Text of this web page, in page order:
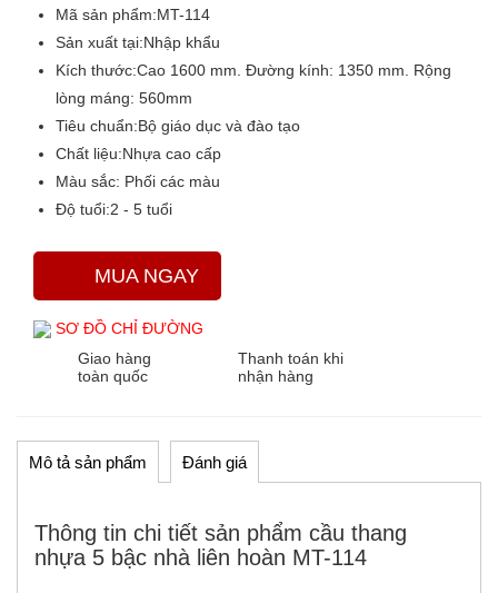
Mã sản phẩm:MT-114
Sản xuất tại:Nhập khẩu
Kích thước:Cao 1600 mm. Đường kính: 1350 mm. Rộng
lòng máng: 560mm
Tiêu chuẩn:Bộ giáo dục và đào tạo
Chất liệu:Nhựa cao cấp
Màu sắc: Phối các màu
Độ tuổi:2 - 5 tuổi
MUA NGAY
SƠ ĐỒ CHỈ ĐƯỜNG
Giao hàng
toàn quốc
Thanh toán khi
nhận hàng
Mô tả sản phẩm Đánh giá
Thông tin chi tiết sản phẩm cầu thang
nhựa 5 bậc nhà liên hoàn MT-114